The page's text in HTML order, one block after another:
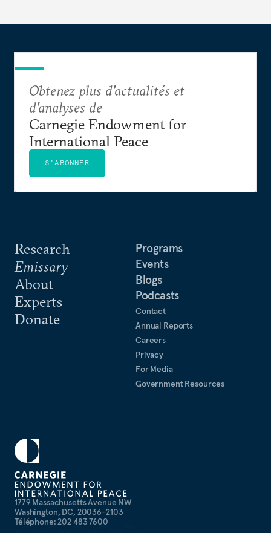
1779 Massachusetts Avenue NW
Washington, DC, 20036-2103
Téléphone: 202 483 7600
Research
Emissary
About
Experts
Donate
Programs
Events
Blogs
Podcasts
Contact
Annual Reports
Careers
Privacy
For Media
Government Resources
Obtenez plus d'actualités et
d'analyses de
Carnegie Endowment for
International Peace
S'ABONNER